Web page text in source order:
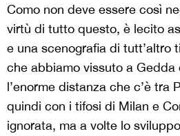
Como non deve essere così
virtù di tutto questo, è lecito
e una scenografia di tutt’altro
che abbiamo vissuto a Gedda
l’enorme distanza che c’è tra
quindi con i tifosi di Milan e
ignorata, ma a volte lo